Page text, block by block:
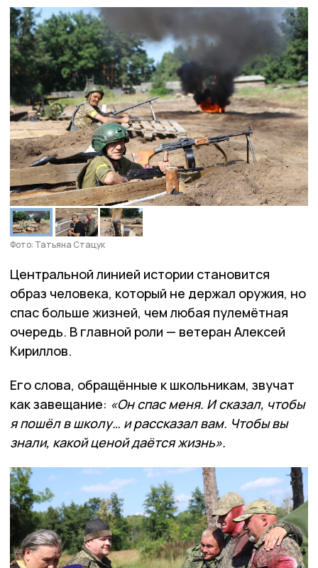
Фото: Татьяна Стацук
Центральной линией истории становится
образ человека, который не держал оружия, но
спас больше жизней, чем любая пулемётная
очередь. В главной роли — ветеран Алексей
Кириллов.
Его слова, обращённые к школьникам, звучат
как завещание: «Он спас меня. И сказал, чтобы
я пошёл в школу… и рассказал вам. Чтобы вы
знали, какой ценой даётся жизнь».